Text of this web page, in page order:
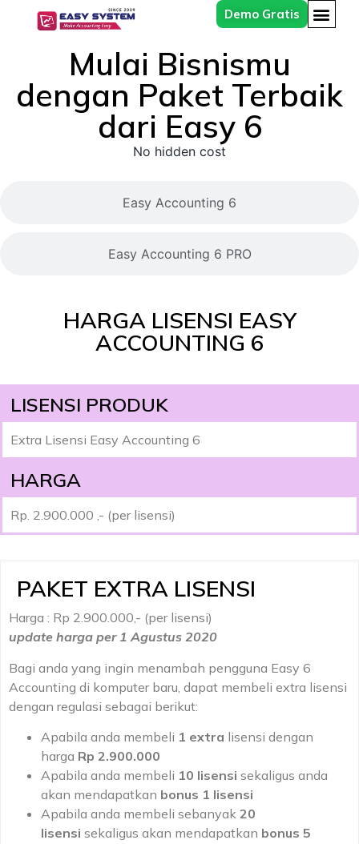
Demo Gratis
Mulai Bisnismu
dengan Paket Terbaik
dari Easy 6
No hidden cost
Easy Accounting 6
Easy Accounting 6 PRO
HARGA LISENSI EASY
ACCOUNTING 6
LISENSI PRODUK
Extra Lisensi Easy Accounting 6
HARGA
Rp. 2.900.000 ,- (per lisensi)
PAKET EXTRA LISENSI
Harga : Rp 2.900.000,- (per lisensi)
update harga per 1 Agustus 2020
Bagi anda yang ingin menambah pengguna Easy 6
Accounting di komputer baru, dapat membeli extra lisensi
dengan regulasi sebagai berikut:
Apabila anda membeli 1 extra lisensi dengan
harga Rp 2.900.000
Apabila anda membeli 10 lisensi sekaligus anda
akan mendapatkan bonus 1 lisensi
Apabila anda membeli sebanyak 20
lisensi sekaligus akan mendapatkan bonus 5